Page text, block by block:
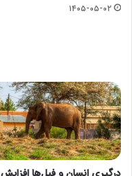
۱۴۰۵-۰۵-۰۲